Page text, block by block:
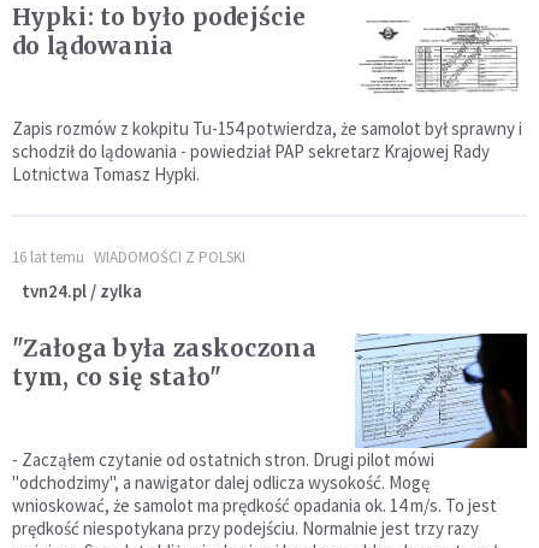
Hypki: to było podejście
do lądowania
Zapis rozmów z kokpitu Tu-154 potwierdza, że samolot był sprawny i
schodził do lądowania - powiedział PAP sekretarz Krajowej Rady
Lotnictwa Tomasz Hypki.
16 lat temu WIADOMOŚCI Z POLSKI
tvn24.pl / zylka
"Załoga była zaskoczona
tym, co się stało"
- Zacząłem czytanie od ostatnich stron. Drugi pilot mówi
"odchodzimy", a nawigator dalej odlicza wysokość. Mogę
wnioskować, że samolot ma prędkość opadania ok. 14 m/s. To jest
prędkość niespotykana przy podejściu. Normalnie jest trzy razy